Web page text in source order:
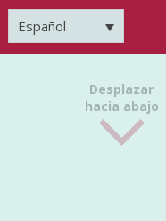
Español
Desplazar
hacia abajo